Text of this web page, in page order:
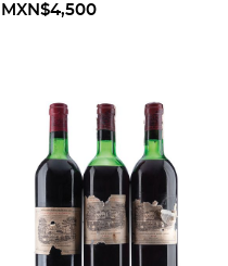
100
MXN$4,500